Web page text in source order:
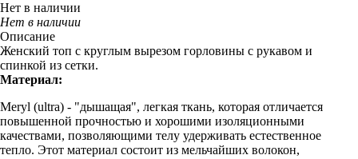
Нет в наличии
Нет в наличии
Описание
Женский топ с круглым вырезом горловины с рукавом и
спинкой из сетки.
Материал:
Meryl (ultra) - "дышащая", легкая ткань, которая отличается
повышенной прочностью и хорошими изоляционными
качествами, позволяющими телу удерживать естественное
тепло. Этот материал состоит из мельчайших волокон,